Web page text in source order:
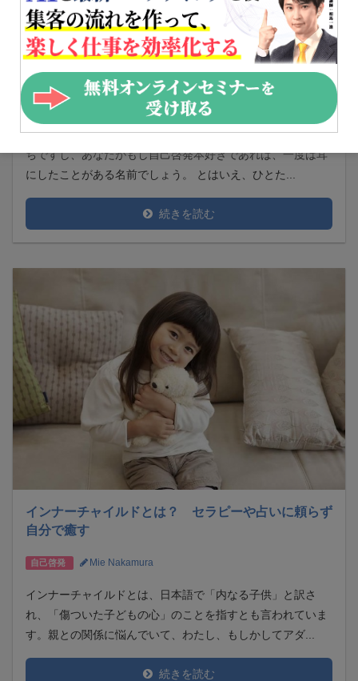
斎藤一人の真実に迫る！ まるかんは詐欺？名言の元
は宗教？
自己啓発
斎藤一人氏。長者番付にものったことがあるくらいのお金持
ちですし、あなたがもし自己啓発本好きであれば、一度は耳
にしたことがある名前でしょう。 とはいえ、ひとた...
続きを読む
インナーチャイルドとは？ セラピーや占いに頼らず
自分で癒す
自己啓発 Mie Nakamura
インナーチャイルドとは、日本語で「内なる子供」と訳さ
れ、「傷ついた子どもの心」のことを指すとも言われていま
す。親との関係に悩んでいて、わたし、もしかしてアダ...
続きを読む